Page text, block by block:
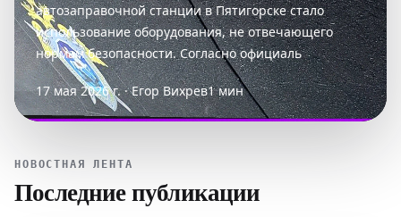
автозаправочной станции в Пятигорске стало
использование оборудования, не отвечающего
нормам безопасности. Согласно официаль
17 мая 2026 г. · Егор Вихрев1 мин
НОВОСТНАЯ ЛЕНТА
Последние публикации